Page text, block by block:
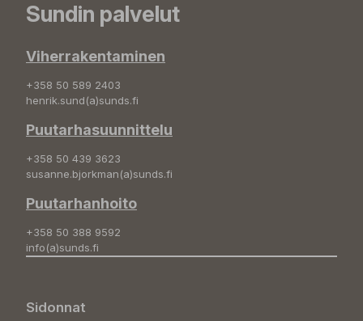
Sundin palvelut
Viherrakentaminen
+358 50 589 2403
henrik.sund(a)sunds.fi
Puutarhasuunnittelu
+358 50 439 3623
susanne.bjorkman(a)sunds.fi
Puutarhanhoito
+358 50 388 9592
info(a)sunds.fi
Sidonnat